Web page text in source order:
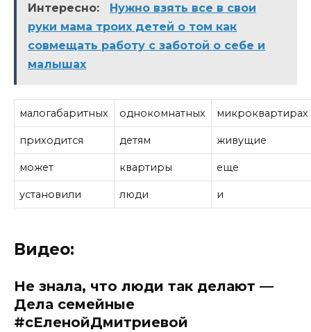
Интересно:
Нужно взять все в свои
руки мама троих детей о том как
совмещать работу с заботой о себе и
малышах
малогабаритных однокомнатных микроквартирах
приходится детям живущие
может квартиры еще
установили люди и
Видео:
Не знала, что люди так делают —
Дела семейные
#сЕленойДмитриевой